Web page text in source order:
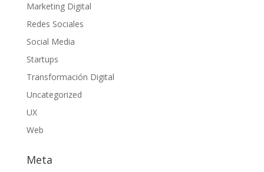
Marketing Digital
Redes Sociales
Social Media
Startups
Transformación Digital
Uncategorized
UX
Web
Meta